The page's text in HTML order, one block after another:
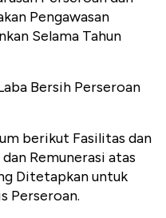
Pengawasan
Selama Tahun
Bersih Perseroan
berikut Fasilitas dan
Remunerasi atas
Ditetapkan untuk
Perseroan.